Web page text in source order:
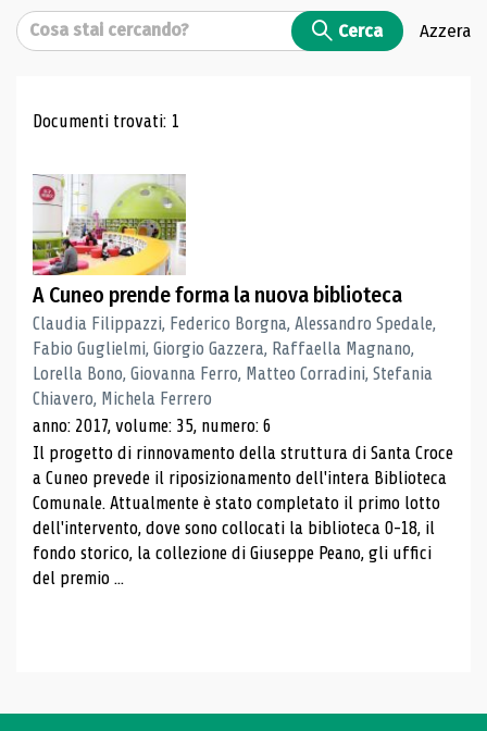
Cerca Cerca Azzera
Risultati di ricerca
Documenti trovati: 1
A Cuneo prende forma la nuova biblioteca
Claudia Filippazzi, Federico Borgna, Alessandro Spedale,
Fabio Guglielmi, Giorgio Gazzera, Raffaella Magnano,
Lorella Bono, Giovanna Ferro, Matteo Corradini, Stefania
Chiavero, Michela Ferrero
anno: 2017, volume: 35, numero: 6
Il progetto di rinnovamento della struttura di Santa Croce
a Cuneo prevede il riposizionamento dell'intera Biblioteca
Comunale. Attualmente è stato completato il primo lotto
dell'intervento, dove sono collocati la biblioteca 0-18, il
fondo storico, la collezione di Giuseppe Peano, gli uffici
del premio ...